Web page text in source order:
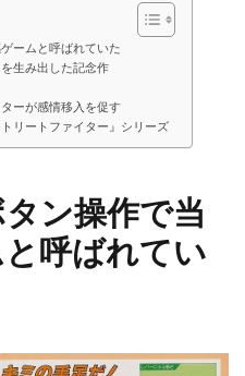
ームと呼ばれていた
生み出した記念作
ーが感情移入を促す
リートファイター』シリーズ
ン操作で当
呼ばれてい